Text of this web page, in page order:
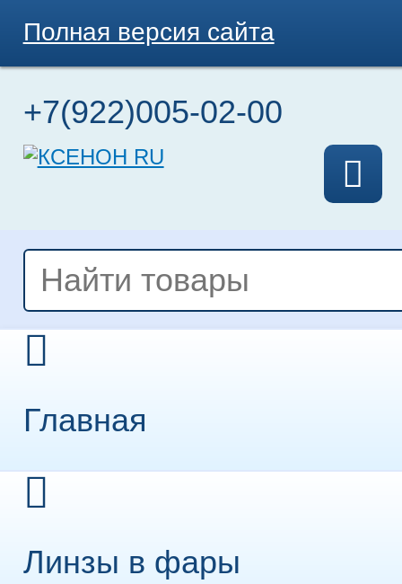
Полная версия сайта
+7(922)005-02-00
Главная
Линзы в фары